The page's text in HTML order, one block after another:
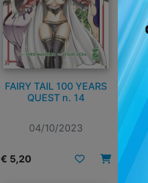
FAIRY TAIL 100 YEARS
QUEST n. 14
04/10/2023
€ 5,20